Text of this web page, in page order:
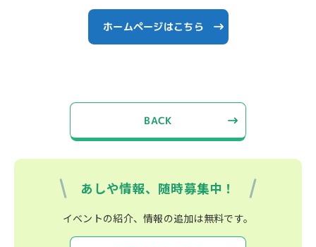
ホームページはこちら
BACK
あしや情報、随時募集中！
イベントの紹介、情報の追加は無料です。